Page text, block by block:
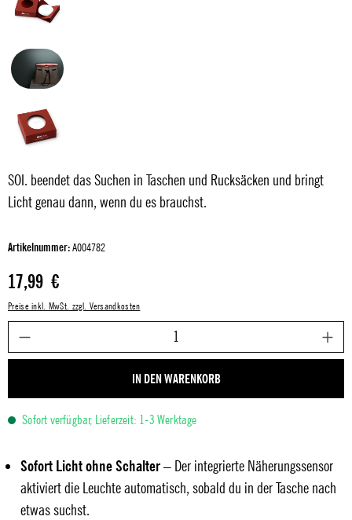
SOI. beendet das Suchen in Taschen und Rucksäcken und bringt
Licht genau dann, wenn du es brauchst.
Artikelnummer:A004782
Regulärer Preis:
17,99 €
Preise inkl. MwSt. zzgl. Versandkosten
IN DEN WARENKORB
Sofort verfügbar, Lieferzeit: 1-3 Werktage
Sofort Licht ohne Schalter– Der integrierte Näherungssensor
aktiviert die Leuchte automatisch, sobald du in der Tasche nach
etwas suchst.